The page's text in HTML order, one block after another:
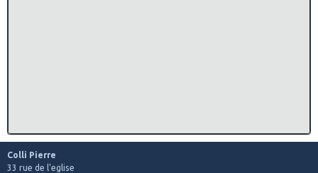
Colli Pierre
33 rue de l'eglise